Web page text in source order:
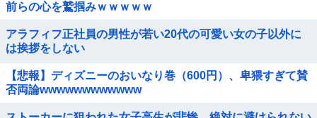
前らの心を鷲掴みｗｗｗｗｗ
アラフィフ正社員の男性が若い20代の可愛い女の子以外に
は挨拶をしない
【悲報】ディズニーのおいなり巻（600円）、卑猥すぎて賛
否両論wwwwwwwwwwww